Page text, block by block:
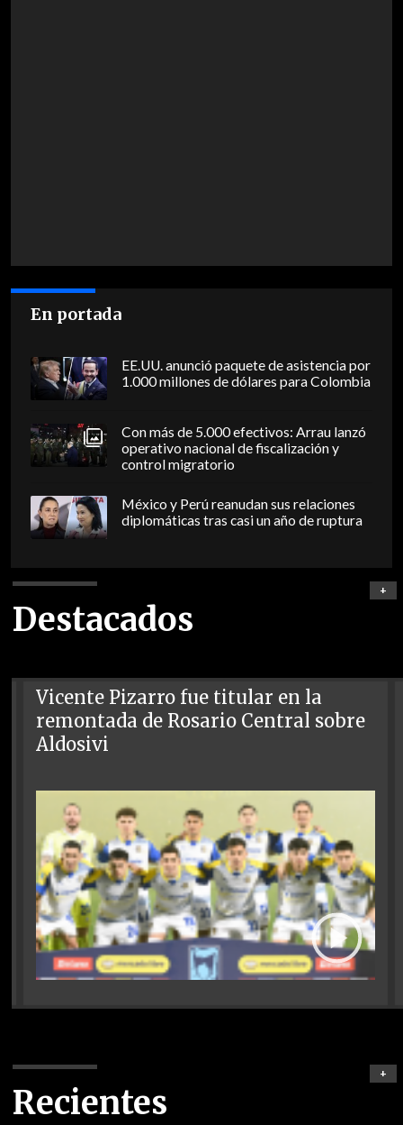
En portada
EE.UU. anunció paquete de asistencia por
1.000 millones de dólares para Colombia
Con más de 5.000 efectivos: Arrau lanzó
operativo nacional de fiscalización y
control migratorio
México y Perú reanudan sus relaciones
diplomáticas tras casi un año de ruptura
Destacados
+
Vicente Pizarro fue titular en la
remontada de Rosario Central sobre
Aldosivi
Recientes
+